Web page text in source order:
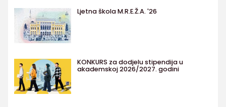
Ljetna škola M.R.E.Ž.A. '26
KONKURS za dodjelu stipendija u
akademskoj 2026/2027. godini